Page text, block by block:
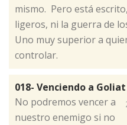
mismo. Pero está
ligeros, ni la guerra de
Uno muy superior a
controlar.
018- Venciendo a Goliat
​No podremos vencer a
nuestro enemigo si no